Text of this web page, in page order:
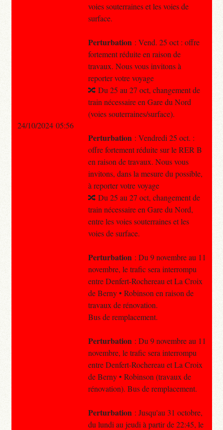
voies souterraines et les voies de
surface.
Perturbation : Vend. 25 oct : offre
fortement réduite en raison de
travaux. Nous vous invitons à
reporter votre voyage
🔀 Du 25 au 27 oct, changement de
train nécessaire en Gare du Nord
(voies souterraines/surface).
Perturbation : Vendredi 25 oct. :
offre fortement réduite sur le RER B
en raison de travaux. Nous vous
invitons, dans la mesure du possible,
à reporter votre voyage
🔀 Du 25 au 27 oct, changement de
train nécessaire en Gare du Nord,
entre les voies souterraines et les
voies de surface.
Perturbation : Du 9 novembre au 11
novembre, le trafic sera interrompu
entre Denfert-Rochereau et La Croix
de Berny • Robinson en raison de
travaux de rénovation.
Bus de remplacement.
Perturbation : Du 9 novembre au 11
novembre, le trafic sera interrompu
entre Denfert-Rochereau et La Croix
de Berny • Robinson (travaux de
rénovation). Bus de remplacement.
Perturbation : Jusqu'au 31 octobre,
du lundi au jeudi à partir de 22:45, le
24/10/2024 05:56